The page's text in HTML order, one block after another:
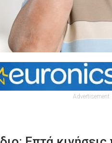
Advertisement